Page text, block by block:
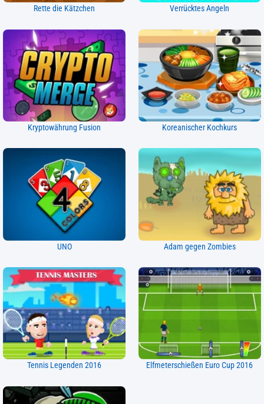
Rette die Kätzchen Verrücktes Angeln
Kryptowährung Fusion Koreanischer Kochkurs
UNO Adam gegen Zombies
Tennis Legenden 2016 Elfmeterschießen Euro Cup 2016